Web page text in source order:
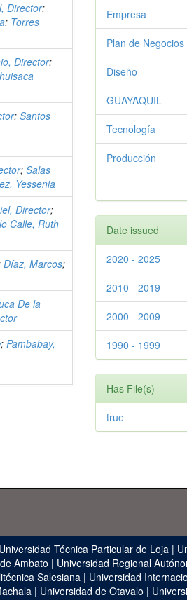
Director;
; Torres
Director;
;Santos
;Salas
Yessenia
Director;
Calle, Ruth
Díaz, Marcos;
De la
;Pambabay,
Empresa
Plan de Negocios
Diseño
GUAYAQUIL
Tecnología
Producción
Date issued
2020 - 2025
2010 - 2019
2000 - 2009
1990 - 1999
Has File(s)
true
Universidad Técnica Particular de Loja |
Ambato | Universidad Regional
Salesiana| Universidad
| Universidad de Otavalo |